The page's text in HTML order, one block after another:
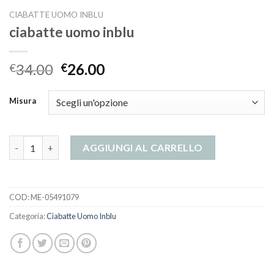
CIABATTE UOMO INBLU
ciabatte uomo inblu
€34.00 €26.00
Misura
AGGIUNGI AL CARRELLO
COD:ME-05491079
Categoria:Ciabatte Uomo Inblu